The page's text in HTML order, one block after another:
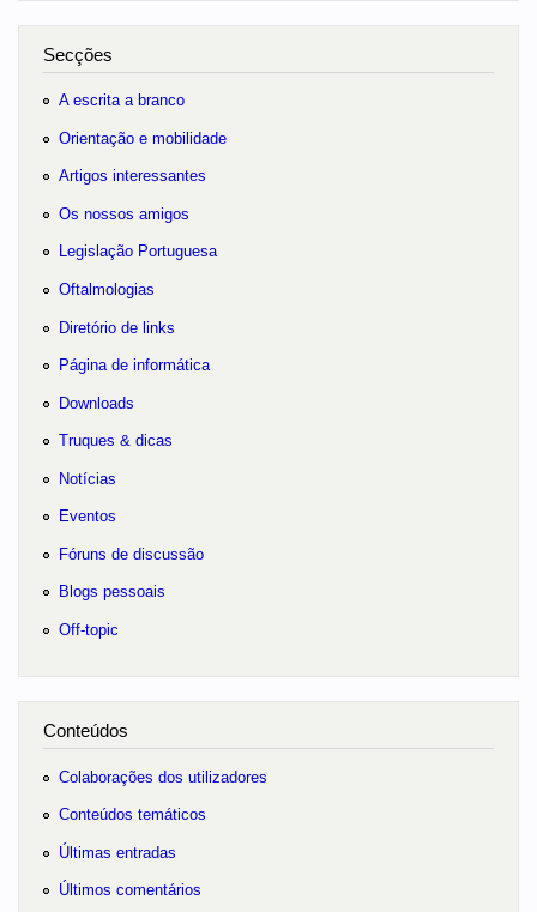
Secções
A escrita a branco
Orientação e mobilidade
Artigos interessantes
Os nossos amigos
Legislação Portuguesa
Oftalmologias
Diretório de links
Página de informática
Downloads
Truques & dicas
Notícias
Eventos
Fóruns de discussão
Blogs pessoais
Off-topic
Conteúdos
Colaborações dos utilizadores
Conteúdos temáticos
Últimas entradas
Últimos comentários